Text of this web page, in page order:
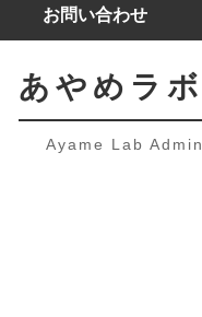
お問い合わせ
あやめラ
Ayame Lab